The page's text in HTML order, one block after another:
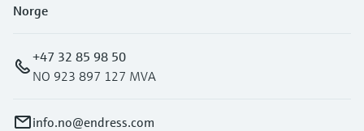
Norge
+47 32 85 98 50
NO 923 897 127 MVA
info.no@endress.com